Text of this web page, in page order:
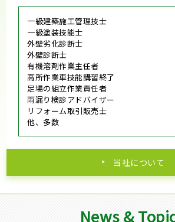
一級建築施工管理技士
一級塗装技能士
外壁劣化診断士
外壁診断士
有機溶剤作業主任者
高所作業車技能講習終了
足場の組立作業責任者
雨漏り検診アドバイザー
リフォーム取引販売士
他、多数
当社について
News &